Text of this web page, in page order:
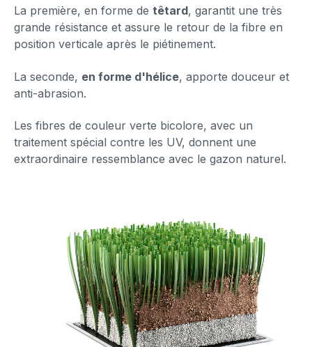
La première, en forme de têtard, garantit une très
grande résistance et assure le retour de la fibre en
position verticale après le piétinement.
La seconde, en forme d'hélice, apporte douceur et
anti-abrasion.
Les fibres de couleur verte bicolore, avec un
traitement spécial contre les UV, donnent une
extraordinaire ressemblance avec le gazon naturel.